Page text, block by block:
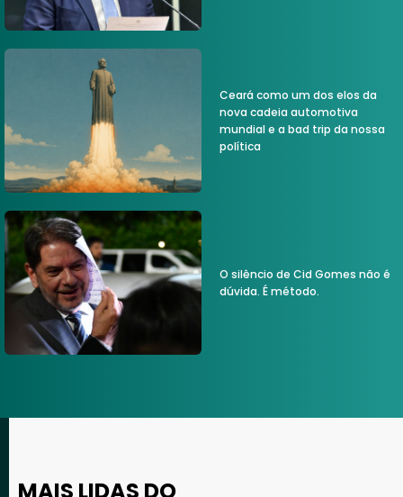
Ceará como um dos elos da
nova cadeia automotiva
mundial e a bad trip da nossa
política
O silêncio de Cid Gomes não é
dúvida. É método.
MAIS LIDAS DO